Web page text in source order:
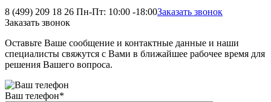
8 (499) 209 18 26 Пн-Пт: 10:00 -18:00Заказать звонок
Заказать звонок
Оставьте Ваше сообщение и контактные данные и наши
специалисты свяжутся с Вами в ближайшее рабочее время для
решения Вашего вопроса.
Ваш телефон*